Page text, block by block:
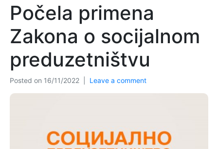
Počela primena
Zakona o socijalnom
preduzetništvu
Posted on 16/11/2022 Leave a comment